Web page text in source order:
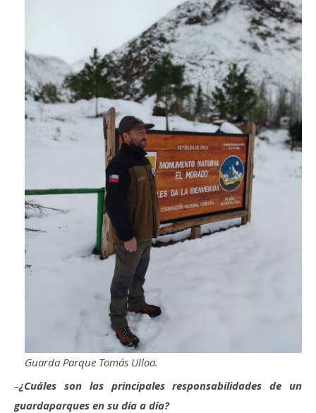
Guarda Parque Tomás Ulloa.
–¿Cuáles son las principales responsabilidades de un
guardaparques en su día a día?